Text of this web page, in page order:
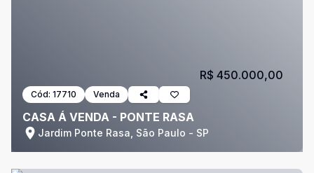
Cód: 17710 Venda
CASA Á VENDA - PONTE RASA
Jardim Ponte Rasa, São Paulo - SP
R$ 450.000,00